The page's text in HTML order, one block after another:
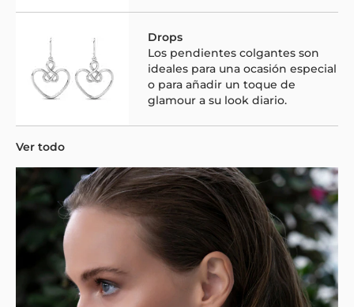
Drops
Los pendientes colgantes son
ideales para una ocasión especial
o para añadir un toque de
glamour a su look diario.
Ver todo